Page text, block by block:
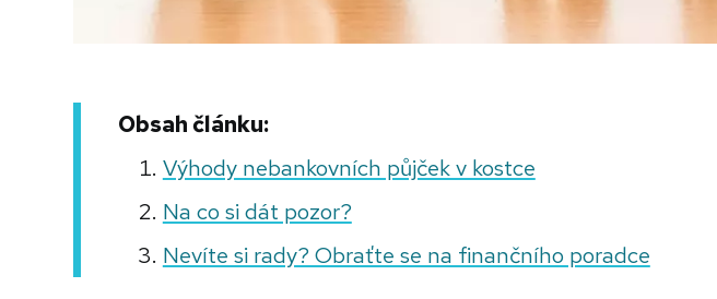
Obsah článku:
Výhody nebankovních půjček v kostce
Na co si dát pozor?
Nevíte si rady? Obraťte se na finančního poradce